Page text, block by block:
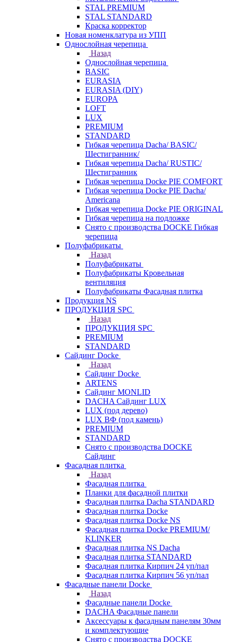
STAL PREMIUM
STAL STANDARD
Краска корректор
Новая номенклатура из УПП
Однослойная черепица
Назад
Однослойная черепица
BASIC
EURASIA
EURASIA (DIY)
EUROPA
LOFT
LUX
PREMIUM
STANDARD
Гибкая черепица Dacha/ BASIC/
Шестигранник/
Гибкая черепица Dacha/ RUSTIC/
Шестигранник
Гибкая черепица Docke PIE COMFORT
Гибкая черепица Docke PIE Dacha/
Americana
Гибкая черепица Docke PIE ОRIGINАL
Гибкая черепица на подложке
Снято с производства DOCKE Гибкая
черепица
Полуфабрикаты
Назад
Полуфабрикаты
Полуфабрикаты Кровельная
вентиляция
Полуфабрикаты Фасадная плитка
Продукция NS
ПРОДУКЦИЯ SPC
Назад
ПРОДУКЦИЯ SPC
PREMIUM
STANDARD
Сайдинг Docke
Назад
Сайдинг Docke
ARTENS
Cайдинг MONLID
DACHA Сайдинг LUX
LUX (под дерево)
LUX ВФ (под камень)
PREMIUM
STANDARD
Снято с производства DOCKE
Сайдинг
Фасадная плитка
Назад
Фасадная плитка
Планки для фасадной плитки
Фасадная плитка Dacha STANDARD
Фасадная плитка Docke
Фасадная плитка Docke NS
Фасадная плитка Docke PREMIUM/
KLINKER
Фасадная плитка NS Dacha
Фасадная плитка STANDARD
Фасадная плитка Кирпич 24 уп/пал
Фасадная плитка Кирпич 56 уп/пал
Фасадные панели Docke
Назад
Фасадные панели Docke
DACHA Фасадные панели
Аксессуары к фасадным панелям 30мм
и комплектующие
Снято с производства DOCKE